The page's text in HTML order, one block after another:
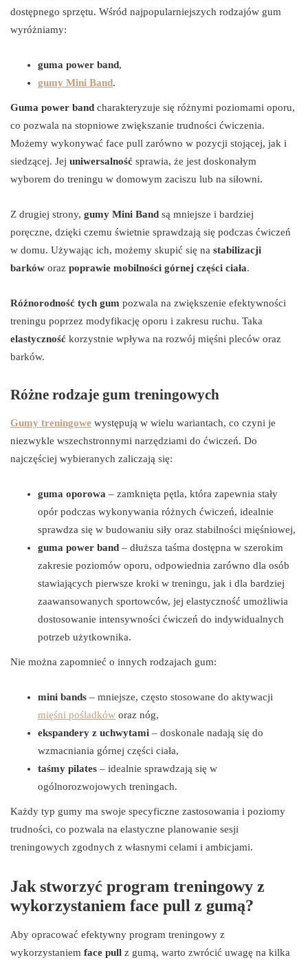
dostępnego sprzętu. Wśród najpopularniejszych rodzajów gum
wyróżniamy:
guma power band,
gumy Mini Band.
Guma power band charakteryzuje się różnymi poziomami oporu,
co pozwala na stopniowe zwiększanie trudności ćwiczenia.
Możemy wykonywać face pull zarówno w pozycji stojącej, jak i
siedzącej. Jej uniwersalność sprawia, że jest doskonałym
wyborem do treningu w domowym zaciszu lub na siłowni.
Z drugiej strony, gumy Mini Band są mniejsze i bardziej
poręczne, dzięki czemu świetnie sprawdzają się podczas ćwiczeń
w domu. Używając ich, możemy skupić się na stabilizacji
barków oraz poprawie mobilności górnej części ciała.
Różnorodność tych gum pozwala na zwiększenie efektywności
treningu poprzez modyfikację oporu i zakresu ruchu. Taka
elastyczność korzystnie wpływa na rozwój mięśni pleców oraz
barków.
Różne rodzaje gum treningowych
Gumy treningowe występują w wielu wariantach, co czyni je
niezwykle wszechstronnymi narzędziami do ćwiczeń. Do
najczęściej wybieranych zaliczają się:
guma oporowa – zamknięta pętla, która zapewnia stały
opór podczas wykonywania różnych ćwiczeń, idealnie
sprawdza się w budowaniu siły oraz stabilności mięśniowej,
guma power band – dłuższa taśma dostępna w szerokim
zakresie poziomów oporu, odpowiednia zarówno dla osób
stawiających pierwsze kroki w treningu, jak i dla bardziej
zaawansowanych sportowców, jej elastyczność umożliwia
dostosowanie intensywności ćwiczeń do indywidualnych
potrzeb użytkownika.
Nie można zapomnieć o innych rodzajach gum:
mini bands – mniejsze, często stosowane do aktywacji
mięśni pośladków oraz nóg,
ekspandery z uchwytami – doskonale nadają się do
wzmacniania górnej części ciała,
taśmy pilates – idealnie sprawdzają się w
ogólnorozwojowych treningach.
Każdy typ gumy ma swoje specyficzne zastosowania i poziomy
trudności, co pozwala na elastyczne planowanie sesji
treningowych zgodnych z własnymi celami i ambicjami.
Jak stworzyć program treningowy z
wykorzystaniem face pull z gumą?
Aby opracować efektywny program treningowy z
wykorzystaniem face pull z gumą, warto zwrócić uwagę na kilka